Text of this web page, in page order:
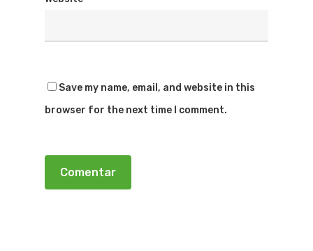
Save my name, email, and website in this
browser for the next time I comment.